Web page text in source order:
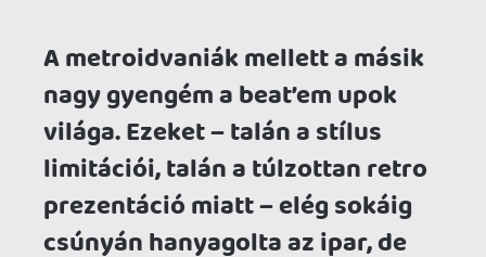
fantáziáját is rendesen
megdolgoztatta. Ebből az
alomból származik minitesztünk
sztárja, a Heroes of Mount
Dragon (avagy a Mount Dragon
hősei) is.
A játék fejlesztője a RuniQ, egy quebeci